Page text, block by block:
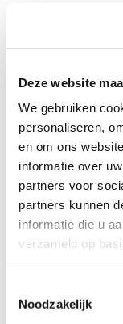
Deze website
We gebruiken
personaliseren,
en om ons
informatie over
partners voor
partners kunnen
informatie die u
verzameld op
Noodzakelijk
Profiel
een
vinden
ideaal
actief
cultuur
zich
een